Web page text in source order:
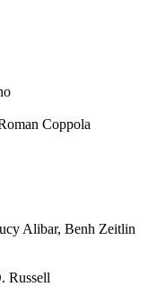
Coppola
Alibar, Benh Zeitlin
Russell